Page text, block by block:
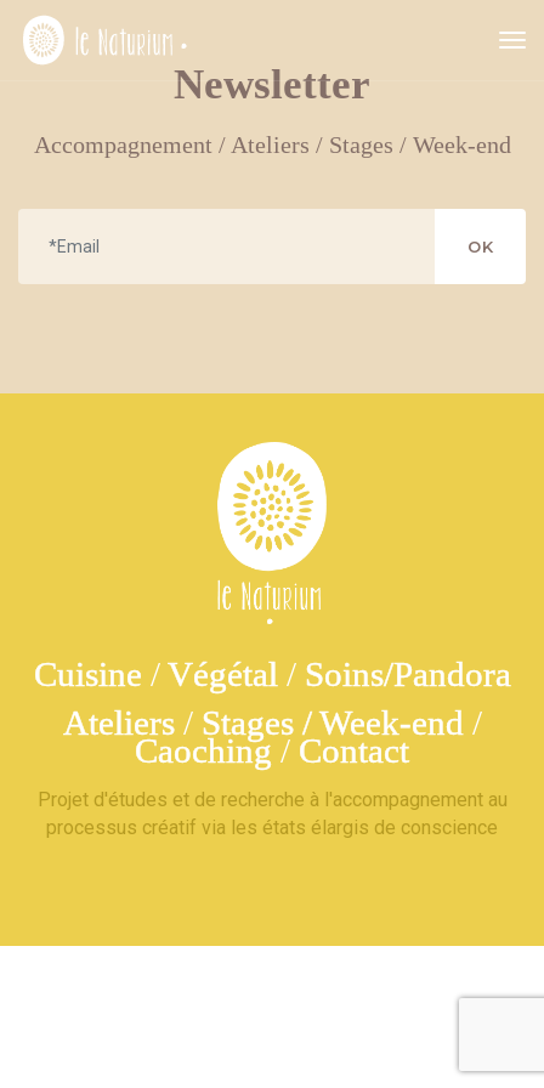
Newsletter
Accompagnement / Ateliers / Stages / Week-end
Cuisine /Végétal / Soins/Pandora
Ateliers/ Stages /Week-end /
Caoching / Contact
Projet d'études et de recherche à l'accompagnement au
processus créatif via les états élargis de conscience